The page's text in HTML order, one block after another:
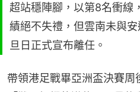
超站穩陣腳，以第8名衝線
績絕不失禮，但雲南未與
旦日正式宣布離任。
帶領港足戰畢亞洲盃決賽